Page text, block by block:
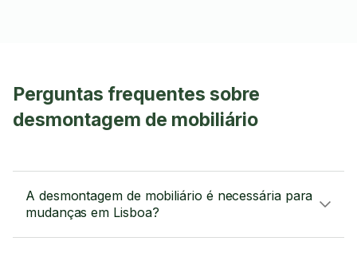
Perguntas frequentes sobre
desmontagem de mobiliário
A desmontagem de mobiliário é necessária para
mudanças em Lisboa?